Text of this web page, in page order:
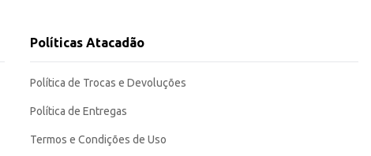
Políticas Atacadão
Política de Trocas e Devoluções
Política de Entregas
Termos e Condições de Uso